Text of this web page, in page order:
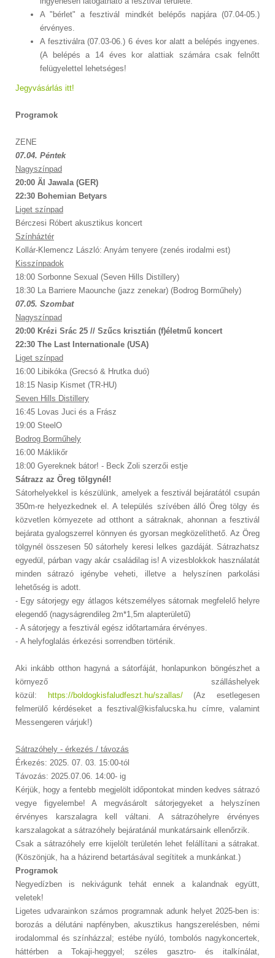
A "bérlet" a fesztivál mindkét belépős napjára (07.04-05.)
érvényes.
A fesztiválra (07.03-06.) 6 éves kor alatt a belépés ingyenes.
(A belépés a 14 éves kor alattiak számára csak felnőtt
felügyelettel lehetséges!
Jegyvásárlás itt!
Programok
ZENE
07.04. Péntek
Nagyszínpad
20:00 Äl Jawala (GER)
22:30 Bohemian Betyars
Liget színpad
Bérczesi Róbert akusztikus koncert
Színháztér
Kollár-Klemencz László: Anyám tenyere (zenés irodalmi est)
Kisszínpadok
18:00 Sorbonne Sexual (Seven Hills Distillery)
18:30 La Barriere Maounche (jazz zenekar) (Bodrog Borműhely)
07.05. Szombat
Nagyszínpad
20:00 Krézi Srác 25 // Szűcs krisztián (f)életmű koncert
22:30 The Last Internationale (USA)
Liget színpad
16:00 Libikóka (Grecsó & Hrutka duó)
18:15 Nasip Kismet (TR-HU)
Seven Hills Distillery
16:45 Lovas Juci és a Frász
19:00 SteelO
Bodrog Borműhely
16:00 Máklikőr
18:00 Gyereknek bátor! - Beck Zoli szerzői estje
Sátrazz az Öreg tölgynél!
Sátorhelyekkel is készülünk, amelyek a fesztivál bejáratától csupán
350m-re helyezkednek el. A település szívében álló Öreg tölgy és
közvetlen környezete ad otthont a sátraknak, ahonnan a fesztivál
bejárata gyalogszerrel könnyen és gyorsan megközelíthető. Az Öreg
tölgynél összesen 50 sátorhely keresi lelkes gazdáját. Sátrazhatsz
egyedül, párban vagy akár családilag is! A vizesblokkok használatát
minden sátrazó igénybe veheti, illetve a helyszínen parkolási
lehetőség is adott.
- Egy sátorjegy egy átlagos kétszemélyes sátornak megfelelő helyre
elegendő (nagyságrendileg 2m*1,5m alapterületű)
- A sátorjegy a fesztivál egész időtartamára érvényes.
- A helyfoglalás érkezési sorrendben történik.
Aki inkább otthon hagyná a sátorfáját, honlapunkon böngészhet a
környező szálláshelyek
közül:
https://boldogkisfaludfeszt.hu/szallas/
(Az esetlegesen
felmerülő kérdéseket a fesztival@kisfalucska.hu címre, valamint
Messengeren várjuk!)
Sátrazóhely - érkezés / távozás
Érkezés: 2025. 07. 03. 15:00-tól
Távozás: 2025.07.06. 14:00- ig
Kérjük, hogy a fentebb megjelölt időpontokat minden kedves sátrazó
vegye figyelembe! A megvásárolt sátorjegyeket a helyszínen
érvényes karszalagra kell váltani. A sátrazóhelyre érvényes
karszalagokat a sátrazóhely bejáratánál munkatársaink ellenőrzik.
Csak a sátrazóhely erre kijelölt területén lehet felállítani a sátrakat.
(Köszönjük, ha a házirend betartásával segítitek a munkánkat.)
Programok
Negyedízben is nekivágunk tehát ennek a kalandnak együtt,
veletek!
Ligetes udvarainkon számos programnak adunk helyet 2025-ben is:
borozás a délutáni napfényben, akusztikus hangszerelésben, némi
irodalommal és színházzal; estébe nyúló, tombolós nagykoncertek,
háttérben a Tokaji-heggyel; széles gasztro- és italkínálat,